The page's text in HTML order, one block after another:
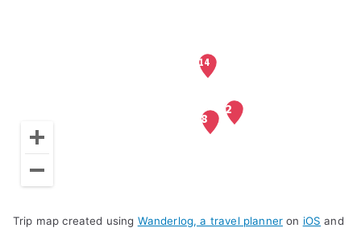
Trip map created using Wanderlog, a travel planner on iOS and